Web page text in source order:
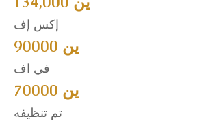
إكس إف
90000 ين
في اف
70000 ين
تم تنظيفه